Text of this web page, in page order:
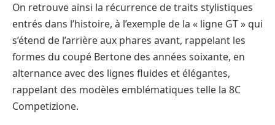
On retrouve ainsi la récurrence de traits stylistiques
entrés dans l’histoire, à l’exemple de la « ligne GT » qui
s’étend de l’arrière aux phares avant, rappelant les
formes du coupé Bertone des années soixante, en
alternance avec des lignes fluides et élégantes,
rappelant des modèles emblématiques telle la 8C
Competizione.